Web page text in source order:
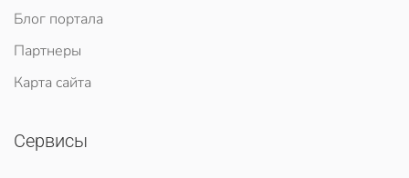
Блог портала
Партнеры
Карта сайта
Сервисы